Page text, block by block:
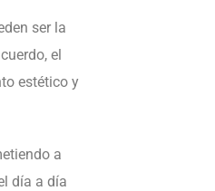
ser la
el
estético y
a
día a día